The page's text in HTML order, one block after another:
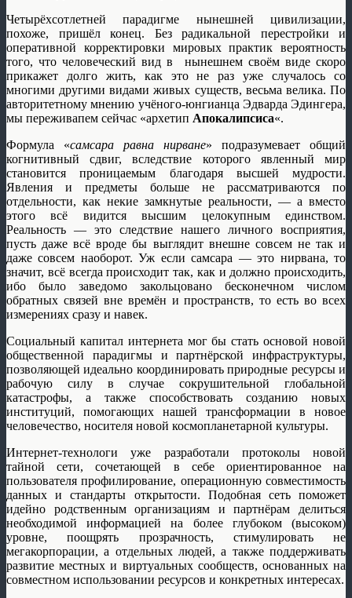
Четырёхсотлетней парадигме нынешней цивилизации,
похоже, пришёл конец. Без радикальной перестройки и
оперативной корректировки мировых практик вероятность
того, что человеческий вид в нынешнем своём виде скоро
прикажет долго жить, как это не раз уже случалось со
многими другими видами живых существ, весьма велика. По
авторитетному мнению учёного-юнгианца Эдварда Эдингера,
мы переживапем сейчас «архетип Апокалипсиса«.
Формула «самсара равна нирване» подразумевает общий
когнитивный сдвиг, вследствие которого явленный мир
становится проницаемым благодаря высшей мудрости.
Явления и предметы больше не рассматриваются по
отдельности, как некие замкнутые реальности, — а вместо
этого всё видится высшим целокупным единством.
Реальность — это следствие нашего личного восприятия,
пусть даже всё вроде бы выглядит внешне совсем не так и
даже совсем наоборот. Уж если самсара — это нирвана, то
значит, всё всегда происходит так, как и должно происходить,
ибо было заведомо закольцовано бесконечном числом
обратных связей вне времён и пространств, то есть во всех
измерениях сразу и навек.
Социальный капитал интернета мог бы стать основой новой
общественной парадигмы и партнёрской инфраструктуры,
позволяющей идеально координировать природные ресурсы и
рабочую силу в случае сокрушительной глобальной
катастрофы, а также способствовать созданию новых
институций, помогающих нашей трансформации в новое
человечество, носителя новой космопланетарной культуры.
Интернет-технологи уже разработали протоколы новой
тайной сети, сочетающей в себе ориентированное на
пользователя профилирование, операционную совместимость
данных и стандарты открытости. Подобная сеть поможет
идейно родственным организациям и партнёрам делиться
необходимой информацией на более глубоком (высоком)
уровне, поощрять прозрачность, стимулировать не
мегакорпорации, а отдельных людей, а также поддерживать
развитие местных и виртуальных сообществ, основанных на
совместном использовании ресурсов и конкретных интересах.